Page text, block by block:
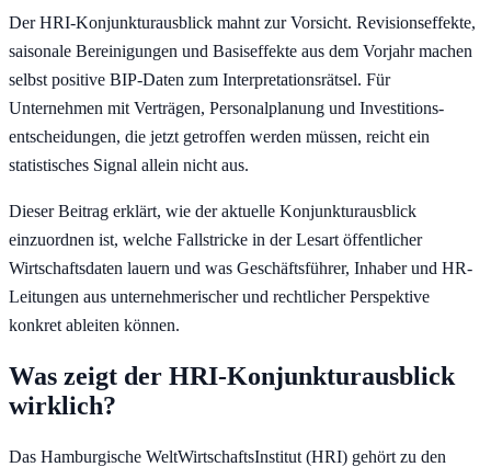
Der HRI-Konjunkturausblick mahnt zur Vorsicht. Revisions­effekte,
saisonale Bereinigungen und Basiseffekte aus dem Vorjahr machen
selbst positive BIP-Daten zum Interpretations­rätsel. Für
Unternehmen mit Verträgen, Personalplanung und Investitions­
entscheidungen, die jetzt getroffen werden müssen, reicht ein
statistisches Signal allein nicht aus.
Dieser Beitrag erklärt, wie der aktuelle Konjunktur­ausblick
einzuordnen ist, welche Fallstricke in der Lesart öffentlicher
Wirtschaftsdaten lauern und was Geschäftsführer, Inhaber und HR-
Leitungen aus unternehmerischer und rechtlicher Perspektive
konkret ableiten können.
Was zeigt der HRI-Konjunkturausblick
wirklich?
Das Hamburgische WeltWirtschaftsInstitut (HRI) gehört zu den